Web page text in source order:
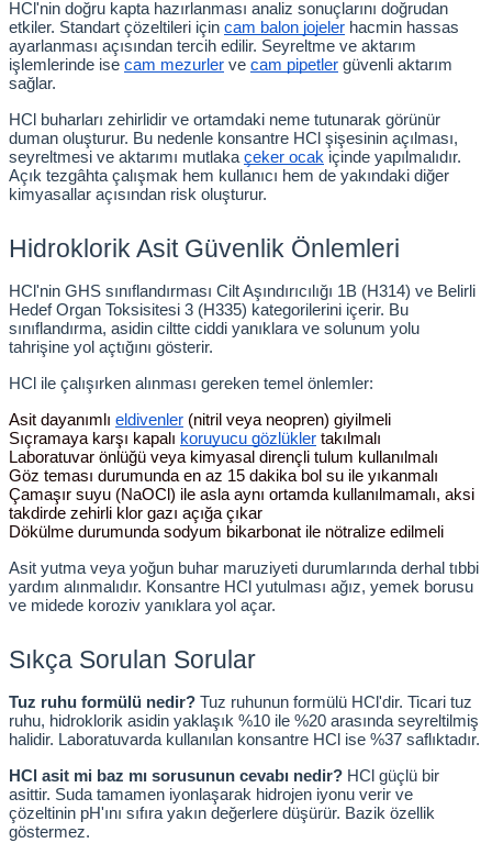
HCl'nin doğru kapta hazırlanması analiz sonuçlarını doğrudan
etkiler. Standart çözeltileri için cam balon jojeler hacmin hassas
ayarlanması açısından tercih edilir. Seyreltme ve aktarım
işlemlerinde ise cam mezurler ve cam pipetler güvenli aktarım
sağlar.
HCl buharları zehirlidir ve ortamdaki neme tutunarak görünür
duman oluşturur. Bu nedenle konsantre HCl şişesinin açılması,
seyreltmesi ve aktarımı mutlaka çeker ocak içinde yapılmalıdır.
Açık tezgâhta çalışmak hem kullanıcı hem de yakındaki diğer
kimyasallar açısından risk oluşturur.
Hidroklorik Asit Güvenlik Önlemleri
HCl'nin GHS sınıflandırması Cilt Aşındırıcılığı 1B (H314) ve Belirli
Hedef Organ Toksisitesi 3 (H335) kategorilerini içerir. Bu
sınıflandırma, asidin ciltte ciddi yanıklara ve solunum yolu
tahrişine yol açtığını gösterir.
HCl ile çalışırken alınması gereken temel önlemler:
Asit dayanımlı eldivenler (nitril veya neopren) giyilmeli
Sıçramaya karşı kapalı koruyucu gözlükler takılmalı
Laboratuvar önlüğü veya kimyasal dirençli tulum kullanılmalı
Göz teması durumunda en az 15 dakika bol su ile yıkanmalı
Çamaşır suyu (NaOCl) ile asla aynı ortamda kullanılmamalı, aksi
takdirde zehirli klor gazı açığa çıkar
Dökülme durumunda sodyum bikarbonat ile nötralize edilmeli
Asit yutma veya yoğun buhar maruziyeti durumlarında derhal tıbbi
yardım alınmalıdır. Konsantre HCl yutulması ağız, yemek borusu
ve midede koroziv yanıklara yol açar.
Sıkça Sorulan Sorular
Tuz ruhu formülü nedir? Tuz ruhunun formülü HCl'dir. Ticari tuz
ruhu, hidroklorik asidin yaklaşık %10 ile %20 arasında seyreltilmiş
halidir. Laboratuvarda kullanılan konsantre HCl ise %37 saflıktadır.
HCl asit mi baz mı sorusunun cevabı nedir? HCl güçlü bir
asittir. Suda tamamen iyonlaşarak hidrojen iyonu verir ve
çözeltinin pH'ını sıfıra yakın değerlere düşürür. Bazik özellik
göstermez.